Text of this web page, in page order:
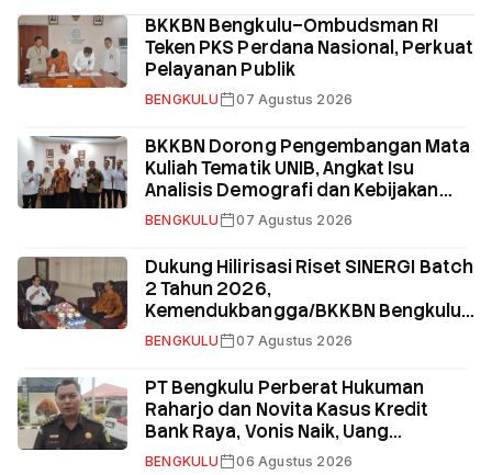
BKKBN Bengkulu–Ombudsman RI
Teken PKS Perdana Nasional, Perkuat
Pelayanan Publik
BENGKULU 07 Agustus 2026
BKKBN Dorong Pengembangan Mata
Kuliah Tematik UNIB, Angkat Isu
Analisis Demografi dan Kebijakan
Kependudukan
BENGKULU 07 Agustus 2026
Dukung Hilirisasi Riset SINERGI Batch
2 Tahun 2026,
Kemendukbangga/BKKBN Bengkulu
Gandeng UNIB
BENGKULU 07 Agustus 2026
PT Bengkulu Perberat Hukuman
Raharjo dan Novita Kasus Kredit
Bank Raya, Vonis Naik, Uang
Pengganti Total Rp58,8 Miliar
BENGKULU 06 Agustus 2026